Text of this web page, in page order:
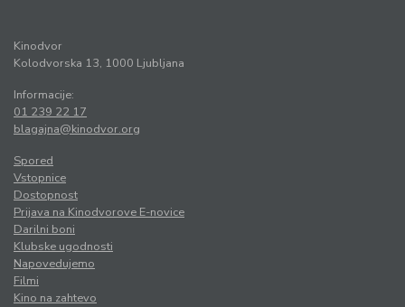
Kinodvor
Kolodvorska 13, 1000 Ljubljana
Informacije:
01 239 22 17
blagajna@kinodvor.org
Spored
Vstopnice
Dostopnost
Prijava na Kinodvorove E-novice
Darilni boni
Klubske ugodnosti
Napovedujemo
Filmi
Kino na zahtevo